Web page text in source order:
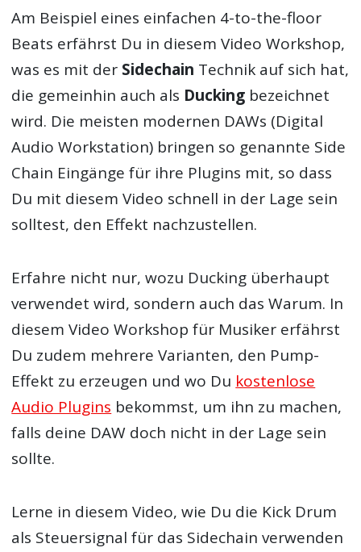
Am Beispiel eines einfachen 4-to-the-floor
Beats erfährst Du in diesem Video Workshop,
was es mit der Sidechain Technik auf sich hat,
die gemeinhin auch als Ducking bezeichnet
wird. Die meisten modernen DAWs (Digital
Audio Workstation) bringen so genannte Side
Chain Eingänge für ihre Plugins mit, so dass
Du mit diesem Video schnell in der Lage sein
solltest, den Effekt nachzustellen.
Erfahre nicht nur, wozu Ducking überhaupt
verwendet wird, sondern auch das Warum. In
diesem Video Workshop für Musiker erfährst
Du zudem mehrere Varianten, den Pump-
Effekt zu erzeugen und wo Du kostenlose
Audio Plugins bekommst, um ihn zu machen,
falls deine DAW doch nicht in der Lage sein
sollte.
Lerne in diesem Video, wie Du die Kick Drum
als Steuersignal für das Sidechain verwenden